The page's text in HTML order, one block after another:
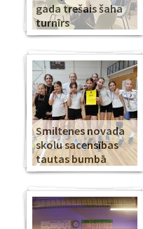
gada trešais šaha
turnīrs
Smiltenes novada
skolu sacensības
tautas bumbā